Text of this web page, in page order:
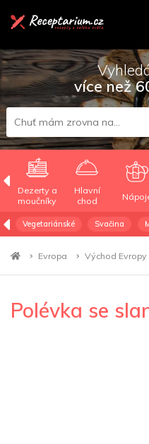
více než
Dezerty a
moučníky
Hlavní
chod
Vegetariánské Svačina
Evropa Východ Evropy
Polévka se